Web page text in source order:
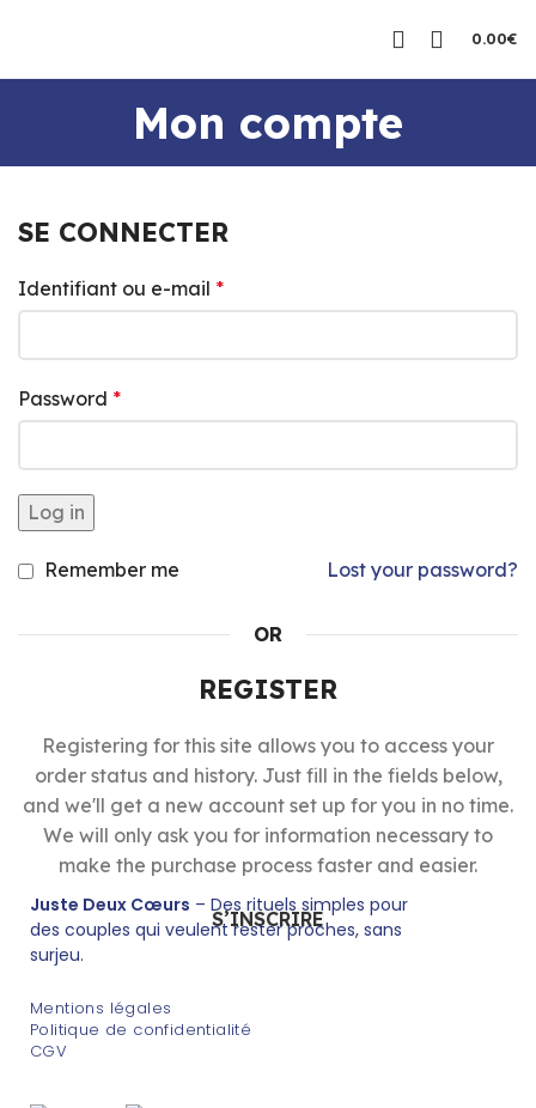
0.00€
Mon compte
SE CONNECTER
Identifiant ou e-mail *
Password *
Log in
Lost your password?
Remember me
OR
REGISTER
Registering for this site allows you to access your
order status and history. Just fill in the fields below,
and we'll get a new account set up for you in no time.
We will only ask you for information necessary to
make the purchase process faster and easier.
S’INSCRIRE
Juste Deux Cœurs – Des rituels simples pour
des couples qui veulent rester proches, sans
surjeu.
Mentions légales
Politique de confidentialité
CGV